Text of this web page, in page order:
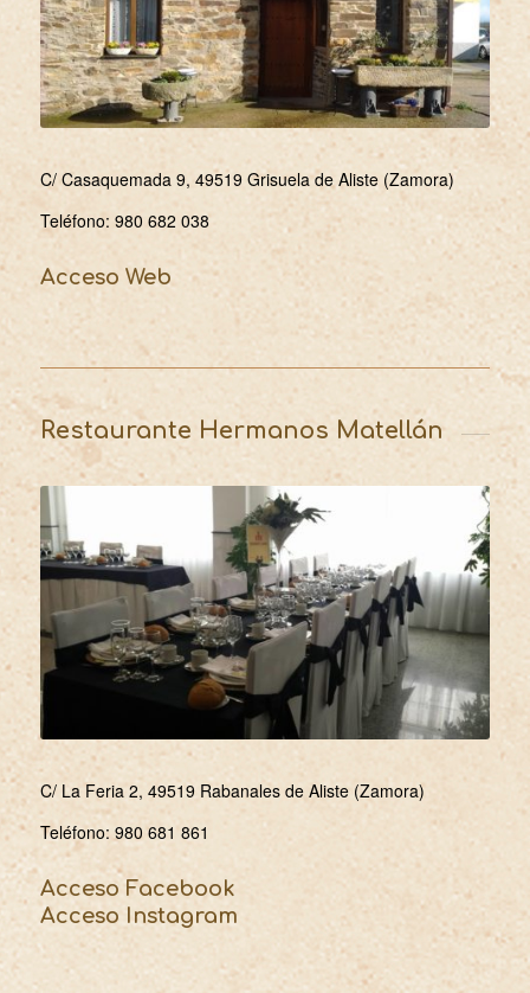
C/ Casaquemada 9, 49519 Grisuela de Aliste (Zamora)
Teléfono: 980 682 038
Acceso Web
Restaurante Hermanos Matellán
C/ La Feria 2, 49519 Rabanales de Aliste (Zamora)
Teléfono: 980 681 861
Acceso Facebook
Acceso Instagram